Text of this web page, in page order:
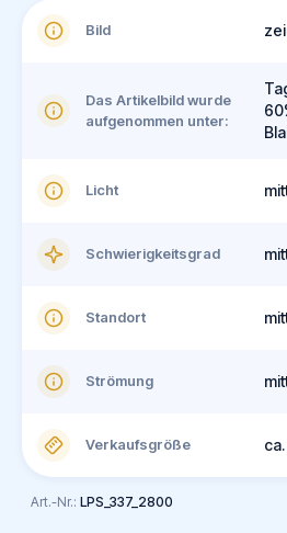
Bild
Das Artikelbild wurde
aufgenommen unter:
Licht
Schwierigkeitsgrad
Standort
Strömung
Verkaufsgröße
Art.-Nr.: LPS_337_2800